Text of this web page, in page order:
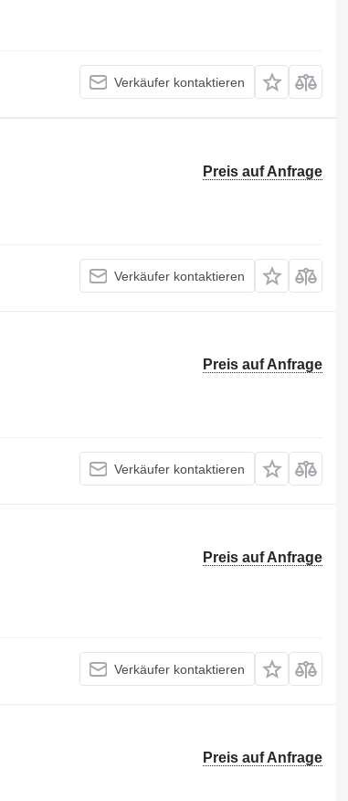
Verkäufer kontaktieren
Preis auf Anfrage
Verkäufer kontaktieren
Preis auf Anfrage
Verkäufer kontaktieren
Preis auf Anfrage
Verkäufer kontaktieren
Preis auf Anfrage